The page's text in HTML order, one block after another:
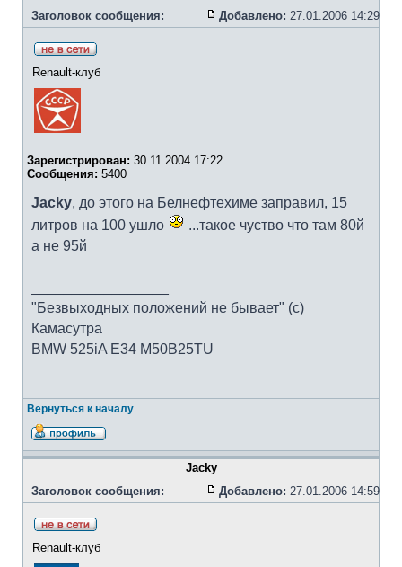
Заголовок сообщения:
Добавлено: 27.01.2006 14:29
Renault-клуб
Зарегистрирован: 30.11.2004 17:22
Сообщения: 5400
Jacky, до этого на Белнефтехиме заправил, 15
литров на 100 ушло
...такое чуство что там 80й
а не 95й
"Безвыходных положений не бывает" (с)
Камасутра
BMW 525iA E34 M50B25TU
Вернуться к началу
Jacky
Заголовок сообщения:
Добавлено: 27.01.2006 14:59
Renault-клуб